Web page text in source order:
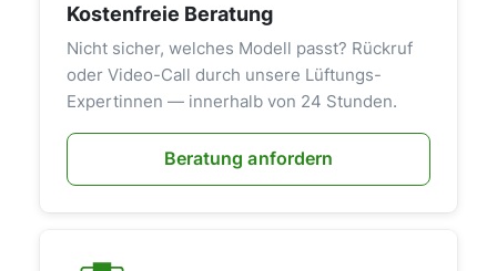
Kostenfreie Beratung
Nicht sicher, welches Modell passt? Rückruf
oder Video-Call durch unsere Lüftungs-
Expertinnen — innerhalb von 24 Stunden.
Beratung anfordern